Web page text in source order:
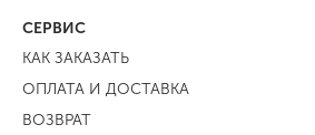
СЕРВИС
КАК ЗАКАЗАТЬ
ОПЛАТА И ДОСТАВКА
ВОЗВРАТ